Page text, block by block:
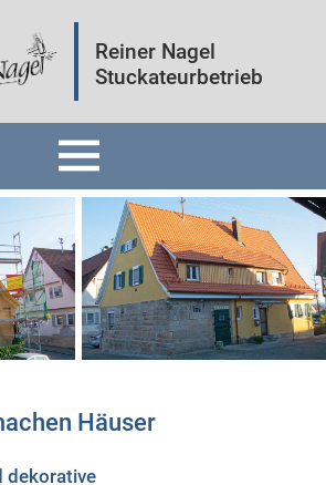
Reiner Nagel
Stuckateurbetrieb
Fassaden
Innenräume
Mineralputz
Wärmedämmung
Häuser
dekorative